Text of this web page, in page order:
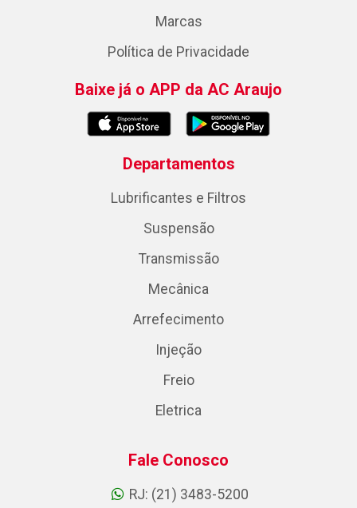
Marcas
Política de Privacidade
Baixe já o APP da AC Araujo
Departamentos
Lubrificantes e Filtros
Suspensão
Transmissão
Mecânica
Arrefecimento
Injeção
Freio
Eletrica
Fale Conosco
RJ: (21) 3483-5200